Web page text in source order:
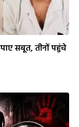
सबूत, तीनों पहुंचे